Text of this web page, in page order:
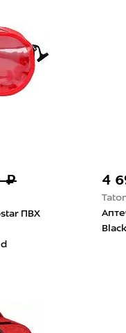
₽
ПВХ
4
Black